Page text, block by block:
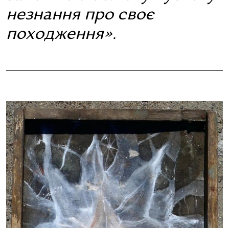
незнання про своє
походження».